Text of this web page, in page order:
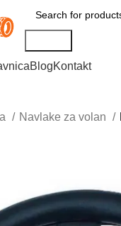
BlogKontakt
Navlake za volan